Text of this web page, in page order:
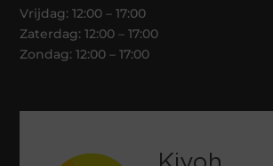
Vrijdag: 12:00 – 17:00
Zaterdag: 12:00 – 17:00
Zondag: 12:00 – 17:00